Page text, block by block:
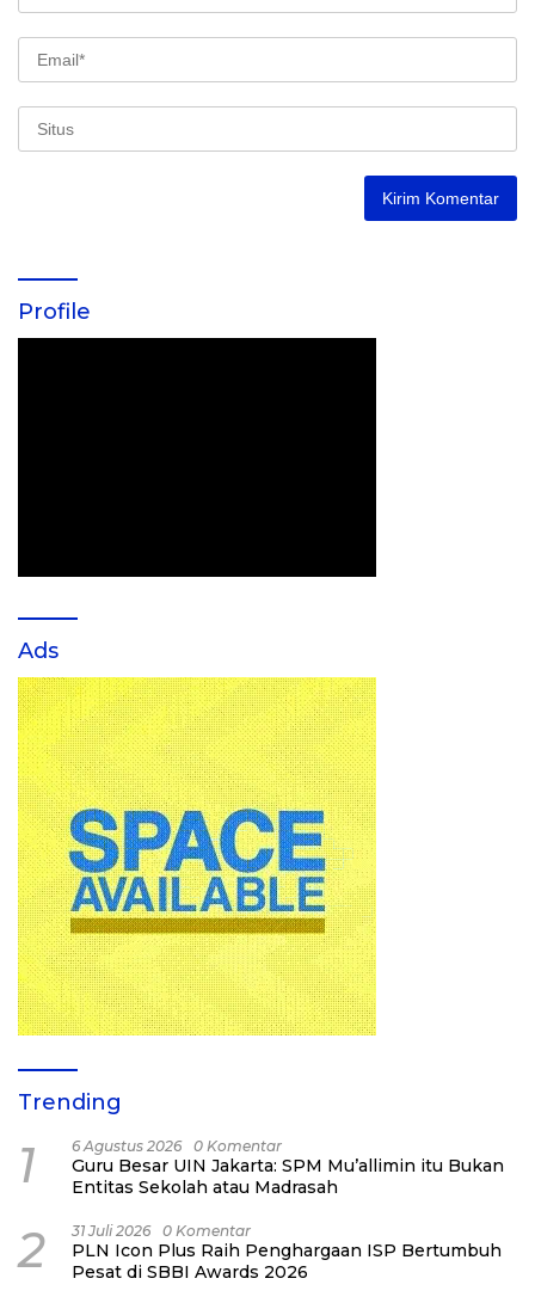
Profile
Ads
Trending
1 6 Agustus 2026 0 Komentar
Guru Besar UIN Jakarta: SPM Mu’allimin itu Bukan
Entitas Sekolah atau Madrasah
2 31 Juli 2026 0 Komentar
PLN Icon Plus Raih Penghargaan ISP Bertumbuh
Pesat di SBBI Awards 2026